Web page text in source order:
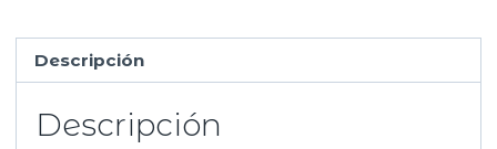
Descripción
Descripción